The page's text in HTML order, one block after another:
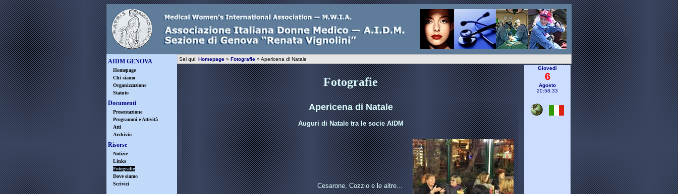
AIDM GENOVA
Homepage
Chi siamo
Organizzazione
Statuto
Documenti
Presentazione
Programmi e Attività
Atti
Archivio
Risorse
Notizie
Links
Fotografie
Dove siamo
Scrivici
Sei qui: Homepage » Fotografie » Apericena di Natale
Fotografie
Apericena di Natale
Auguri di Natale tra le socie AIDM
Cesarone, Cozzio e le altre...
Giovedì
6
Agosto
20:58:34